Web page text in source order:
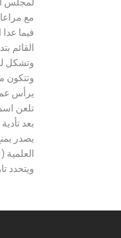
مع
فيما
القائم
وتشكل
وتتكون
يرأس
تلعن
بعد
يصدر
العلمية
ويتحدد